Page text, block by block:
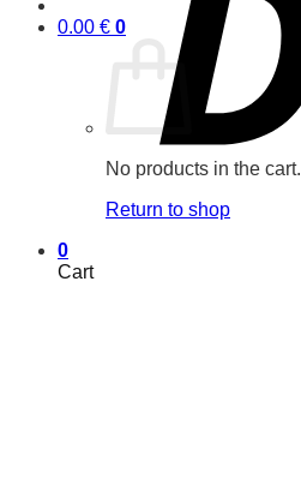
0.00 € 0
No products in the cart.
Return to shop
0
Cart